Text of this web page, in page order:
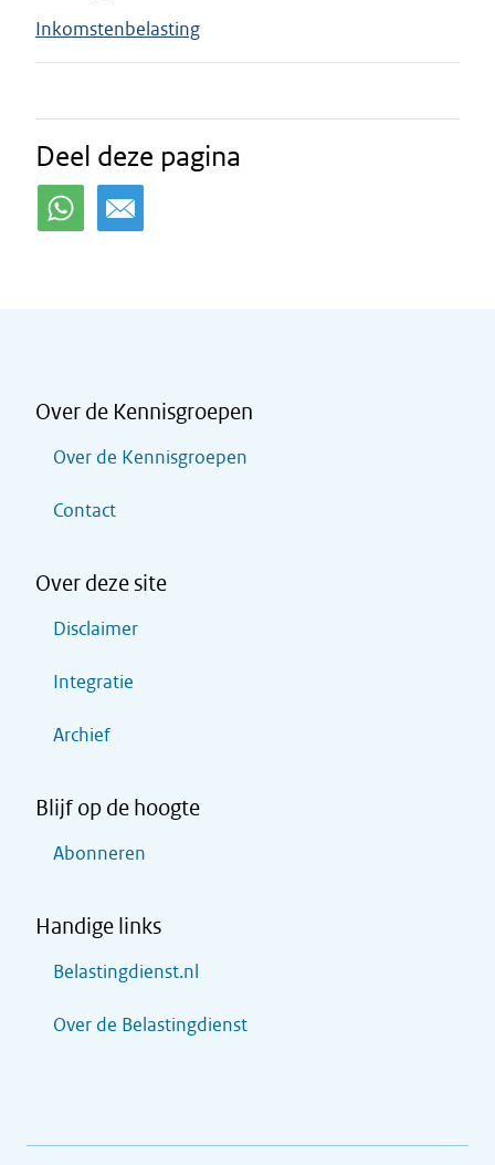
Inkomstenbelasting
Deel deze pagina
Over de Kennisgroepen
Over de Kennisgroepen
Contact
Over deze site
Disclaimer
Integratie
Archief
Blijf op de hoogte
Abonneren
Handige links
Belastingdienst.nl
Over de Belastingdienst